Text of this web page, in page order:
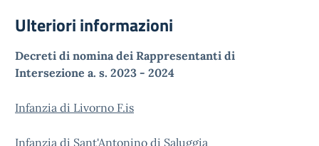
Ulteriori informazioni
Decreti di nomina dei Rappresentanti di
Intersezione a. s. 2023 - 2024
Infanzia di Livorno F.is
Infanzia di Sant'Antonino di Saluggia